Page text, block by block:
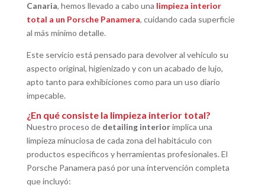
Canaria, hemos llevado a cabo una limpieza interior
total a un Porsche Panamera, cuidando cada superficie
al más mínimo detalle.
Este servicio está pensado para devolver al vehículo su
aspecto original, higienizado y con un acabado de lujo,
apto tanto para exhibiciones como para un uso diario
impecable.
¿En qué consiste la limpieza interior total?
Nuestro proceso de detailing interiorimplica una
limpieza minuciosa de cada zona del habitáculo con
productos específicos y herramientas profesionales. El
Porsche Panamera pasó por una intervención completa
que incluyó: